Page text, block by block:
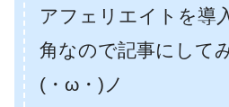
アフェリエイトを導
角なので記事にして
(・ω・)ノ